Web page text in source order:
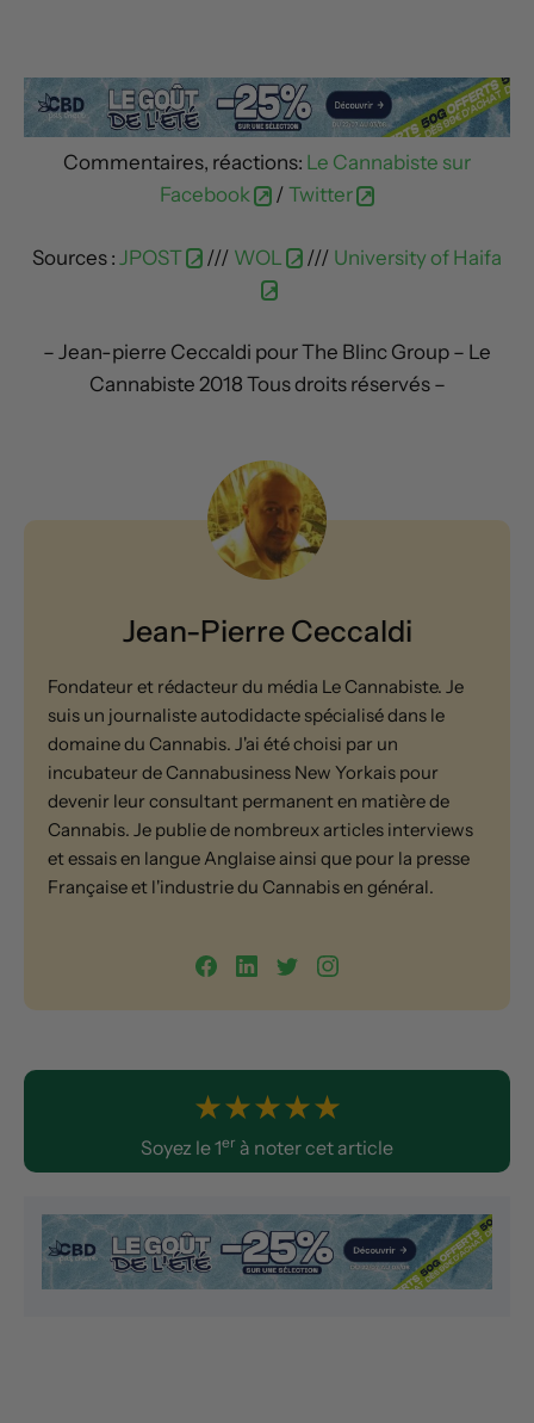
Commentaires, réactions: Le Cannabiste sur
Facebook
/ Twitter
Sources : JPOST /// WOL /// University of Haifa
– Jean-pierre Ceccaldi pour The Blinc Group – Le
Cannabiste 2018 Tous droits réservés –
Jean-Pierre Ceccaldi
Fondateur et rédacteur du média Le Cannabiste. Je
suis un journaliste autodidacte spécialisé dans le
domaine du Cannabis. J'ai été choisi par un
incubateur de Cannabusiness New Yorkais pour
devenir leur consultant permanent en matière de
Cannabis. Je publie de nombreux articles interviews
et essais en langue Anglaise ainsi que pour la presse
Française et l'industrie du Cannabis en général.
★★★★★
Soyez le 1er à noter cet article